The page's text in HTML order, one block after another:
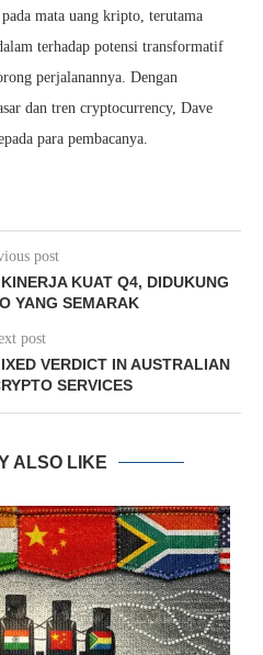
mata uang kripto, terutama
terhadap potensi transformatif
perjalanannya. Dengan
dan tren cryptocurrency, Dave
para pembacanya.
post
KUAT Q4, DIDUKUNG
YANG SEMARAK
post
VERDICT IN AUSTRALIAN
SERVICES
ALSO LIKE